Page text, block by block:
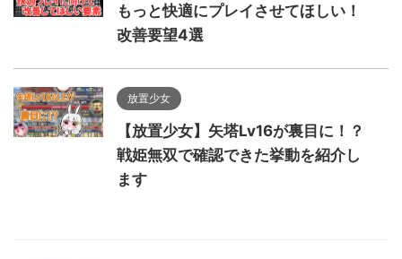
もっと快適にプレイさせてほしい！
改善要望4選
放置少女
【放置少女】矢塔Lv16が裏目に！？
戦姫無双で確認できた挙動を紹介し
ます